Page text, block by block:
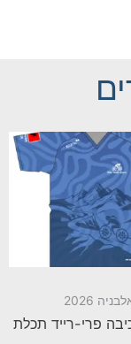
2026
פרי-רייד תכלת